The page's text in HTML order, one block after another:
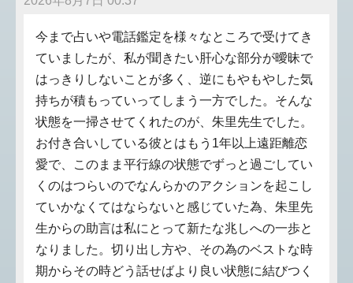
今まで占いや電話鑑定を様々なところで受けてき
ていましたが、私が聞きたい肝心な部分が曖昧で
はっきりしないことが多く、逆にもやもやした気
持ちが積もっていってしまう一方でした。そんな
状態を一掃させてくれたのが、朱里先生でした。
お付き合いしている彼とはもう1年以上遠距離恋
愛で、このまま平行線の状態でずっと過ごしてい
くのはつらいのでなんらかのアクションを起こし
ていかなくてはならないと感じていた為、朱里先
生からの助言は私にとって新たな兆しへの一歩と
なりました。切り出し方や、その為のベストな時
期からその時どう話せばより良い状態に結びつく